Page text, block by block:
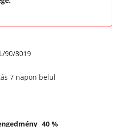
90/8019
7 napon belül
40%